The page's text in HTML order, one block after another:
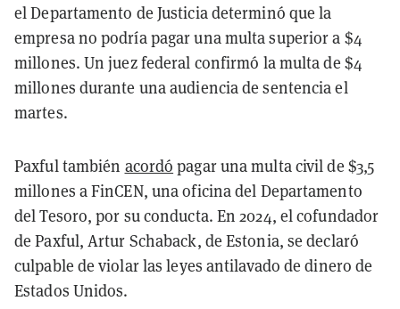
el Departamento de Justicia determinó que la
empresa no podría pagar una multa superior a $4
millones. Un juez federal confirmó la multa de $4
millones durante una audiencia de sentencia el
martes.
Paxful también acordó pagar una multa civil de $3,5
millones a FinCEN, una oficina del Departamento
del Tesoro, por su conducta. En 2024, el cofundador
de Paxful, Artur Schaback, de Estonia, se declaró
culpable de violar las leyes antilavado de dinero de
Estados Unidos.